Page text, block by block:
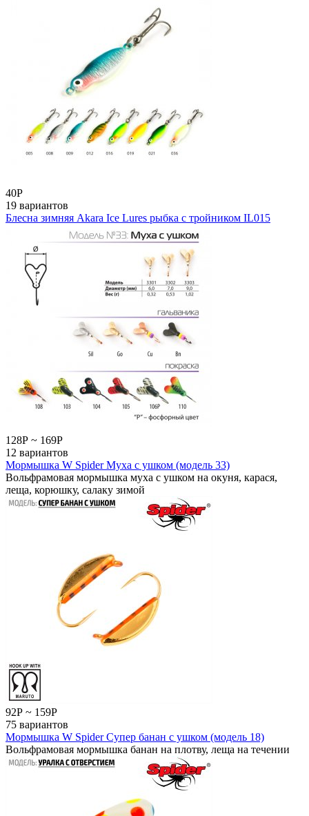
40Р
19 вариантов
Блесна зимняя Akara Ice Lures рыбка с тройником IL015
128Р ~ 169Р
12 вариантов
Мормышка W Spider Муха с ушком (модель 33)
Вольфрамовая мормышка муха с ушком на окуня, карася,
леща, корюшку, салаку зимой
92Р ~ 159Р
75 вариантов
Мормышка W Spider Супер банан с ушком (модель 18)
Вольфрамовая мормышка банан на плотву, леща на течении